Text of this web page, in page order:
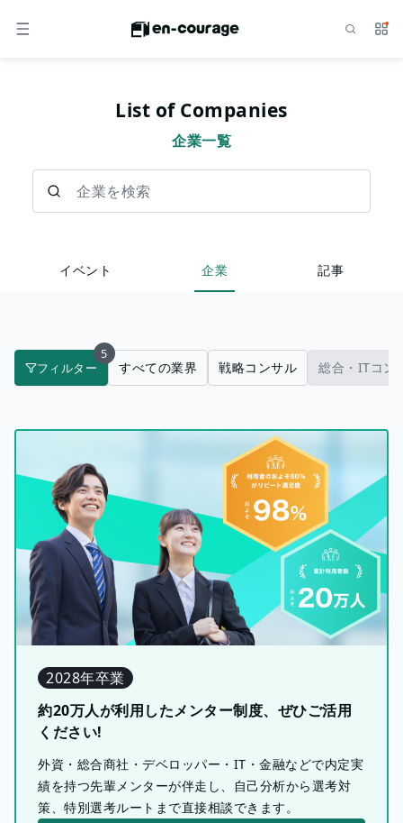
メニュー サ
List of Companies
企業一覧
イベント 企業 記事
フィルター
5
すべての業界 戦略コンサル 総合・ITコン
2028年卒業
約20万人が利用したメンター制度、ぜひご活用
ください!
外資・総合商社・デベロッパー・IT・金融などで内定実
績を持つ先輩メンターが伴走し、自己分析から選考対
策、特別選考ルートまで直接相談できます。